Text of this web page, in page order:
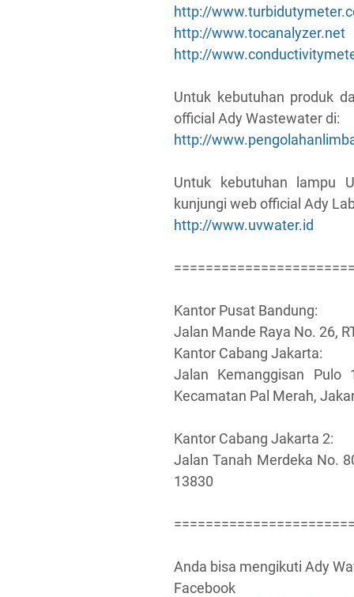
http://
http://www.tocanalyzer.net
http://
Untuk kebutuhan produk
official Ady Wastewater di:
http://
Untuk kebutuhan lampu
kunjungi web official Ady
http://www.uvwater.id
Kantor Pusat Bandung:
Jalan Mande Raya No. 26,
Kantor Cabang Jakarta:
Jalan Kemanggisan Pulo
Kecamatan Pal Merah,
Kantor Cabang Jakarta 2:
Jalan Tanah Merdeka No.
13830
Anda bisa mengikuti Ady
Facebook